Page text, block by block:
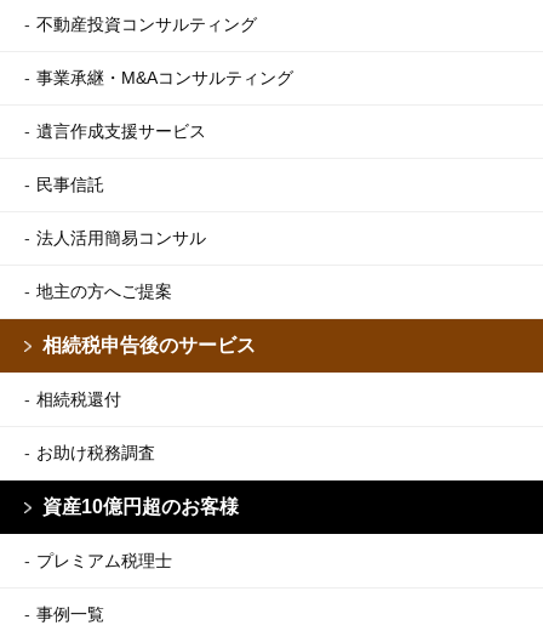
不動産投資コンサルティング
事業承継・M&Aコンサルティング
遺言作成支援サービス
民事信託
法人活用簡易コンサル
地主の方へご提案
相続税申告後のサービス
相続税還付
お助け税務調査
資産10億円超のお客様
プレミアム税理士
事例一覧